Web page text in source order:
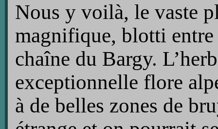
Nous y voilà, le vaste
magnifique, blotti entre
chaîne du Bargy.
exceptionnelle flore
à de belles zones de